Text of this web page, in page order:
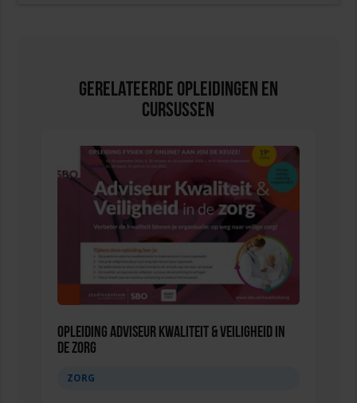
Gerelateerde Opleidingen en
Cursussen
Opleiding Adviseur Kwaliteit & Veiligheid in
de zorg
ZORG